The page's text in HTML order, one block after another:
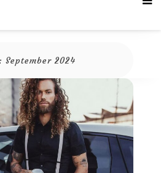
September 2024